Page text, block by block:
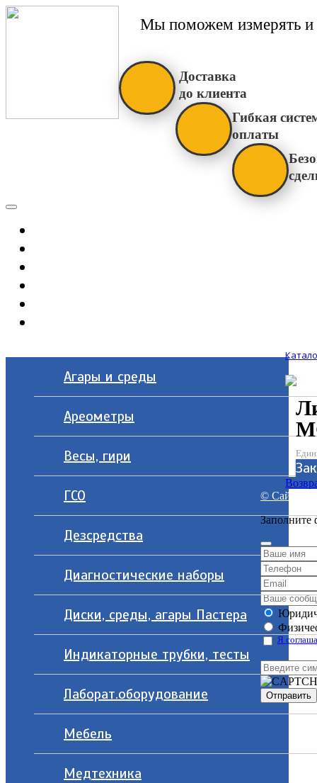
Мы поможем измерять и
Доставка
до клиента
Гибкая
оплаты
Агары и среды
Ареометры
Весы, гири
ГСО
Дезсредства
Диагностические наборы
Диски, среды, агары Пастера
Индикаторные трубки, тесты
Лаборат.оборудование
Мебель
Медтехника
© Сайт
Заполните
Я